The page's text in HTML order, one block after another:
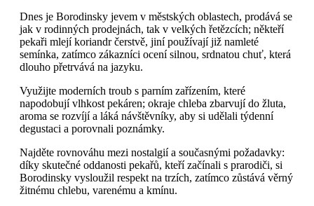
Dnes je Borodinsky jevem v městských oblastech, prodává se
jak v rodinných prodejnách, tak v velkých řetězcích; někteří
pekaři mlejí koriandr čerstvě, jiní používají již namleté
semínka, zatímco zákazníci ocení silnou, srdnatou chuť, která
dlouho přetrvává na jazyku.
Využijte moderních troub s parním zařízením, které
napodobují vlhkost pekáren; okraje chleba zbarvují do žluta,
aroma se rozvíjí a láká návštěvníky, aby si udělali týdenní
degustaci a porovnali poznámky.
Najděte rovnováhu mezi nostalgií a současnými požadavky:
díky skutečné oddanosti pekařů, kteří začínali s prarodiči, si
Borodinsky vysloužil respekt na trzích, zatímco zůstává věrný
žitnému chlebu, varenému a kmínu.